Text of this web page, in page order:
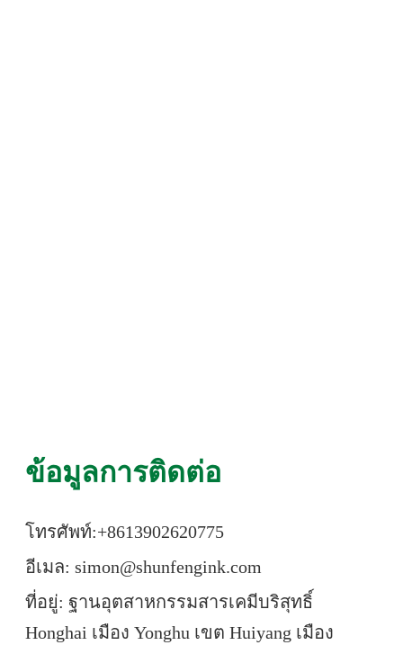
ข้อมูลการติดต่อ
โทรศัพท์:+8613902620775
อีเมล: simon@shunfengink.com
ที่อยู่: ฐานอุตสาหกรรมสารเคมีบริสุทธิ์
Honghai เมือง Yonghu เขต Huiyang เมือง